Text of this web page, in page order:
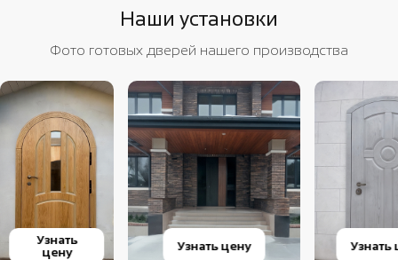
Наши установки
Фото готовых дверей нашего производства
Узнать
цену
Узнать цену Узнать